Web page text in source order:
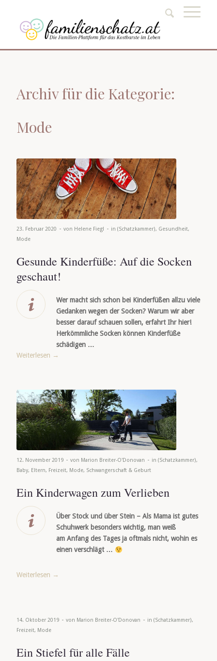
Archiv für die Kategorie:
Mode
23. Februar 2020 - von Helene Fiegl - in (Schatzkammer), Gesundheit,
Mode
Gesunde Kinderfüße: Auf die Socken
geschaut!
Wer macht sich schon bei Kinderfüßen allzu viele
Gedanken wegen der Socken? Warum wir aber
besser darauf schauen sollen, erfahrt Ihr hier!
Herkömmliche Socken können Kinderfüße
schädigen …
Weiterlesen →
12. November 2019 - von Marion Breiter-O'Donovan - in (Schatzkammer),
Baby, Eltern, Freizeit, Mode, Schwangerschaft & Geburt
Ein Kinderwagen zum Verlieben
Über Stock und über Stein – Als Mama ist gutes
Schuhwerk besonders wichtig, man weiß
am Anfang des Tages ja oftmals nicht, wohin es
einen verschlägt …
Weiterlesen →
14. Oktober 2019 - von Marion Breiter-O'Donovan - in (Schatzkammer),
Freizeit, Mode
Ein Stiefel für alle Fälle